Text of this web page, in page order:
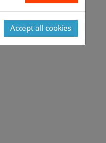
Accept all cookies